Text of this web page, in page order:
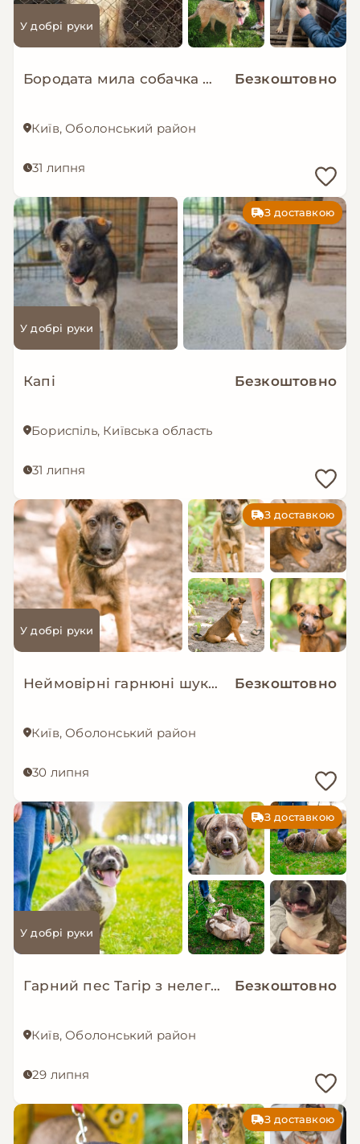
У добрі руки
Бородата мила собачка МАЛЬВА мріє про родину! Безкоштовно
Київ, Оболонський район
31 липня
З доставкою
У добрі руки
Капі Безкоштовно
Бориспіль, Київська область
31 липня
З доставкою
У добрі руки
Неймовірні гарнюні шукають дім! Безкоштовно
Київ, Оболонський район
30 липня
З доставкою
У добрі руки
Гарний пес Тагір з нелегкою долею… Безкоштовно
Київ, Оболонський район
29 липня
З доставкою